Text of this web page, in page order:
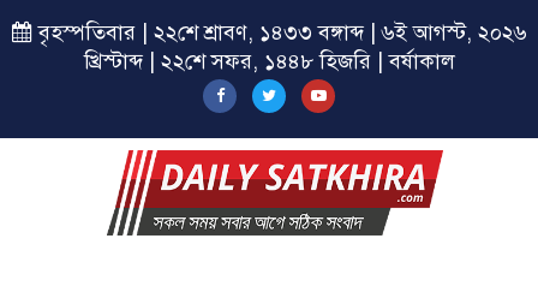
বৃহস্পতিবার | ২২শে শ্রাবণ, ১৪৩৩ বঙ্গাব্দ | ৬ই আগস্ট, ২০২৬
খ্রিস্টাব্দ | ২২শে সফর, ১৪৪৮ হিজরি | বর্ষাকাল